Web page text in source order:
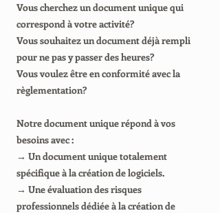
Vous cherchez un document unique qui
correspond à votre activité?
Vous souhaitez un document déjà rempli
pour ne pas y passer des heures?
Vous voulez être en conformité avec la
règlementation?
Notre document unique répond à vos
besoins avec :
→ Un document unique totalement
spécifique à la création de logiciels.
→ Une évaluation des risques
professionnels dédiée à la création de